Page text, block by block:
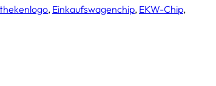
, Einkaufswagenchip, EKW-Chip